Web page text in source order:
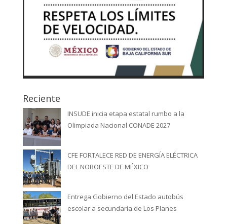
Reciente
INSUDE inicia etapa estatal rumbo a la
Olimpiada Nacional CONADE 2027
CFE FORTALECE RED DE ENERGÍA ELÉCTRICA
DEL NOROESTE DE MÉXICO
Entrega Gobierno del Estado autobús
escolar a secundaria de Los Planes